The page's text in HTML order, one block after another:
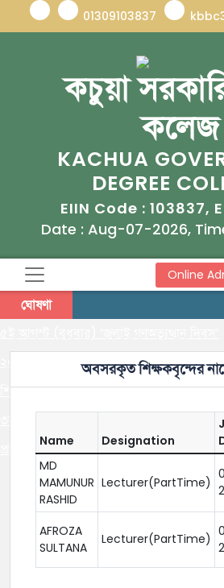
01309103837
কচুয়া
কলেজ
KACHUA
DEGREE
EIIN Code : 103837,
Date : Aug-07-2026,
Online
ঘোষণা
২০২৫ সালের ডিগ্রি (পাস) ১ম বর্ষ পরীক্ষার
শিক্ষাবর্ষঃ ২০২৩-২০২৪ ২য় বর্ষের ১ম ইনকোর্স
প্রাইম মিনিস্টার্স গোল্ডকাপ জাতীয় ফুটবল
অবসরকৃত শিক্ষকবৃন্দের
Name Designation
MD
MAMUNUR
RASHID
Lecturer(PartTime)
AFROZA
SULTANA
Lecturer(PartTime)